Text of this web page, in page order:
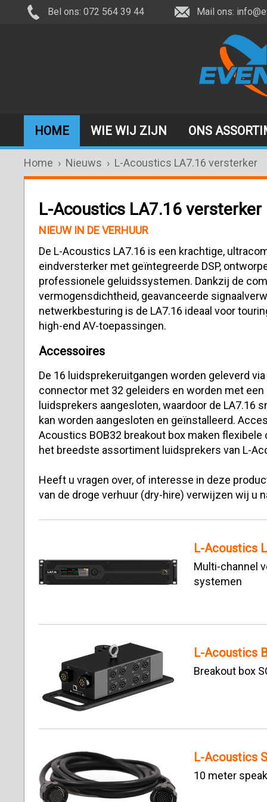
Bel ons: 072 564 39 44 Mail ons:
HOME WIE WIJ ZIJN ONS
Home › Nieuws › L-Acoustics LA7.16 versterker
L-Acoustics LA7.16 versterker
NIEUW IN DE VERHUUR
De L-Acoustics LA7.16 is een krachtige,
eindversterker met geïntegreerde DSP,
professionele geluidssystemen. Dankzij de
vermogensdichtheid, geavanceerde
netwerkbesturing is de LA7.16 ideaal voor
high-end AV-toepassingen.
Accessoires
De 16 luidsprekeruitgangen worden geleverd
connector met 32 ​​geleiders en worden met een
luidsprekers aangesloten, waardoor de LA7.16
kan worden aangesloten en geïnstalleerd.
Acoustics BOB32 breakout box maken
het breedste assortiment luidsprekers van L-
Heeft u vragen over, of interesse in deze
van de droge verhuur (dry-hire) verwijzen wij u
L-Acoustics
Multi-channel
systemen
L-Acoustics
Breakout box
L-Acoustics
10 meter